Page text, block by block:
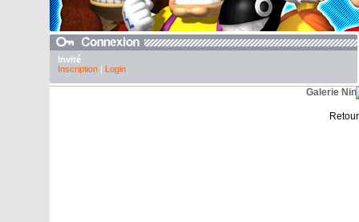
Invité
Inscription| Login
Galerie